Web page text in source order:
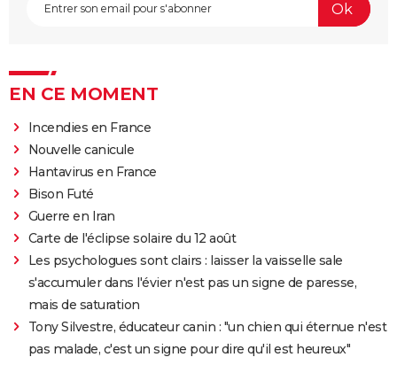
EN CE MOMENT
Incendies en France
Nouvelle canicule
Hantavirus en France
Bison Futé
Guerre en Iran
Carte de l'éclipse solaire du 12 août
Les psychologues sont clairs : laisser la vaisselle sale
s'accumuler dans l'évier n'est pas un signe de paresse,
mais de saturation
Tony Silvestre, éducateur canin : "un chien qui éternue n'est
pas malade, c'est un signe pour dire qu'il est heureux"